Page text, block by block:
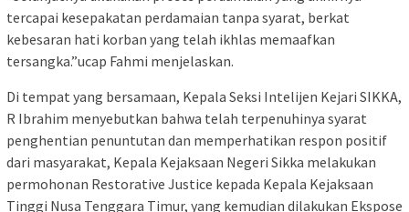
tercapai kesepakatan perdamaian tanpa syarat, berkat
kebesaran hati korban yang telah ikhlas memaafkan
tersangka.”ucap Fahmi menjelaskan.
Di tempat yang bersamaan, Kepala Seksi Intelijen Kejari SIKKA,
R Ibrahim menyebutkan bahwa telah terpenuhinya syarat
penghentian penuntutan dan memperhatikan respon positif
dari masyarakat, Kepala Kejaksaan Negeri Sikka melakukan
permohonan Restorative Justice kepada Kepala Kejaksaan
Tinggi Nusa Tenggara Timur, yang kemudian dilakukan Ekspose